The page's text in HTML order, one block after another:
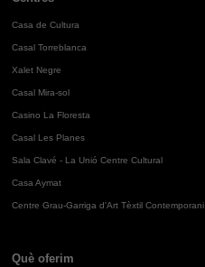
Casa de Cultura
Casal Torreblanca
Xalet Negre
Casal Mira-sol
Casino La Floresta
Casal Les Planes
Sala Clavé - La Unió Centre Cultural
Casa Aymat
Centre Grau-Garriga d'Art Tèxtil Contemporani
Què oferim